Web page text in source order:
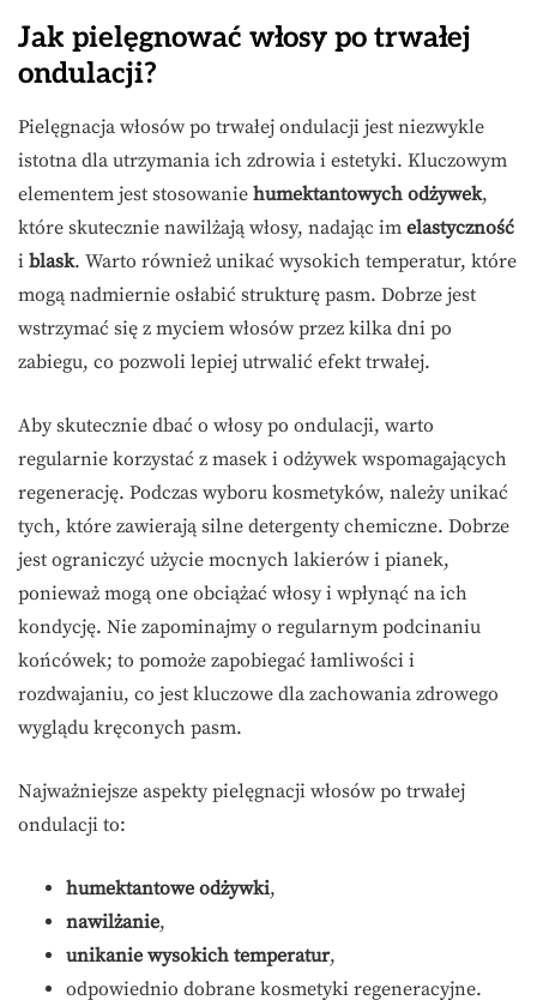
Jak pielęgnować włosy po trwałej
ondulacji?
Pielęgnacja włosów po trwałej ondulacji jest niezwykle
istotna dla utrzymania ich zdrowia i estetyki. Kluczowym
elementem jest stosowanie humektantowych odżywek,
które skutecznie nawilżają włosy, nadając im elastyczność
i blask. Warto również unikać wysokich temperatur, które
mogą nadmiernie osłabić strukturę pasm. Dobrze jest
wstrzymać się z myciem włosów przez kilka dni po
zabiegu, co pozwoli lepiej utrwalić efekt trwałej.
Aby skutecznie dbać o włosy po ondulacji, warto
regularnie korzystać z masek i odżywek wspomagających
regenerację. Podczas wyboru kosmetyków, należy unikać
tych, które zawierają silne detergenty chemiczne. Dobrze
jest ograniczyć użycie mocnych lakierów i pianek,
ponieważ mogą one obciążać włosy i wpłynąć na ich
kondycję. Nie zapominajmy o regularnym podcinaniu
końcówek; to pomoże zapobiegać łamliwości i
rozdwajaniu, co jest kluczowe dla zachowania zdrowego
wyglądu kręconych pasm.
Najważniejsze aspekty pielęgnacji włosów po trwałej
ondulacji to:
humektantowe odżywki,
nawilżanie,
unikanie wysokich temperatur,
odpowiednio dobrane kosmetyki regeneracyjne.